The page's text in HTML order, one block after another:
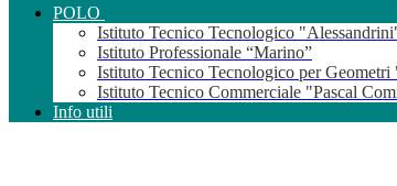
POLO
Istituto Tecnico Tecnologico
Istituto Professionale “Marino”
Istituto Tecnico Tecnologico per
Istituto Tecnico Commerciale "Pascal
Info utili